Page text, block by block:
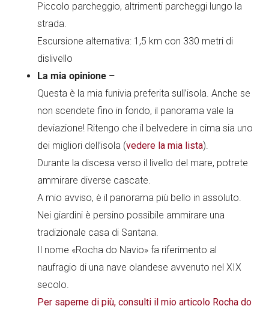
Piccolo parcheggio, altrimenti parcheggi lungo la
strada.
Escursione alternativa: 1,5 km con 330 metri di
dislivello
La mia opinione –
Questa è la mia funivia preferita sull’isola. Anche se
non scendete fino in fondo, il panorama vale la
deviazione! Ritengo che il belvedere in cima sia uno
dei migliori dell’isola (vedere la mia lista).
Durante la discesa verso il livello del mare, potrete
ammirare diverse cascate.
A mio avviso, è il panorama più bello in assoluto.
Nei giardini è persino possibile ammirare una
tradizionale casa di Santana.
Il nome «Rocha do Navio» fa riferimento al
naufragio di una nave olandese avvenuto nel XIX
secolo.
Per saperne di più, consulti il mio articolo Rocha do